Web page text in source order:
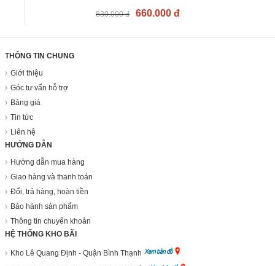
830.000 đ 660.000 đ
THÔNG TIN CHUNG
Giới thiệu
Góc tư vấn hỗ trợ
Bảng giá
Tin tức
Liên hệ
HƯỚNG DẪN
Hướng dẫn mua hàng
Giao hàng và thanh toán
Đổi, trả hàng, hoàn tiền
Bảo hành sản phẩm
Thông tin chuyển khoản
HỆ THỐNG KHO BÃI
Kho Lê Quang Định - Quận Bình Thạnh